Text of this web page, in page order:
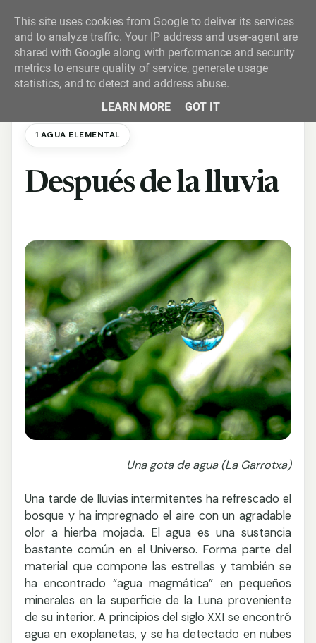
1 AGUA ELEMENTAL
Después de la lluvia
Una gota de agua (La Garrotxa)
Una tarde de lluvias intermitentes ha refrescado el
bosque y ha impregnado el aire con un agradable
olor a hierba mojada. El agua es una sustancia
bastante común en el Universo. Forma parte del
material que compone las estrellas y también se
ha encontrado “agua magmática” en pequeños
minerales en la superficie de la Luna proveniente
de su interior. A principios del siglo XXI se encontró
agua en exoplanetas, y se ha detectado en nubes
This site uses cookies from Google to deliver its services
and to analyze traffic. Your IP address and user-agent are
shared with Google along with performance and security
metrics to ensure quality of service, generate usage
statistics, and to detect and address abuse.
LEARN MORE
GOT IT